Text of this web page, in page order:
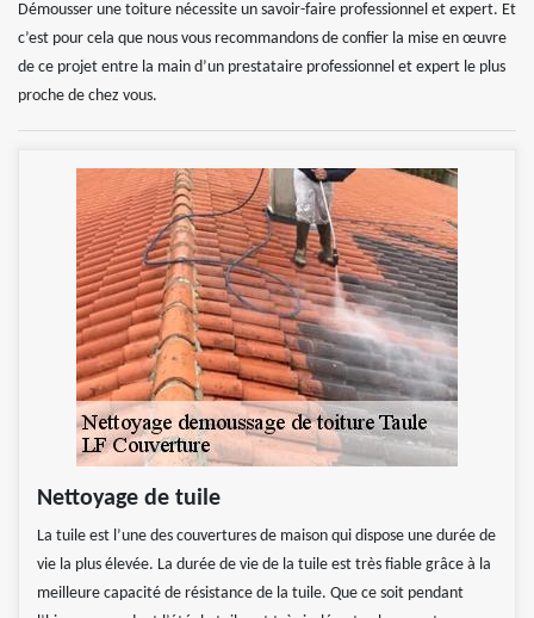
Démousser une toiture nécessite un savoir-faire professionnel et expert. Et
c’est pour cela que nous vous recommandons de confier la mise en œuvre
de ce projet entre la main d’un prestataire professionnel et expert le plus
proche de chez vous.
Nettoyage de tuile
La tuile est l’une des couvertures de maison qui dispose une durée de
vie la plus élevée. La durée de vie de la tuile est très fiable grâce à la
meilleure capacité de résistance de la tuile. Que ce soit pendant